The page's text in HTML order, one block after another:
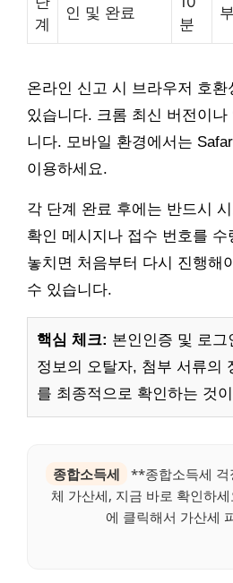
계
인 및 완료
분
온라인 신고 시 브라우저 호
있습니다. 크롬 최신 버전이
니다. 모바일 환경에서는
이용하세요.
각 단계 완료 후에는 반드시
확인 메시지나 접수 번호를
놓치면 처음부터 다시 진행해
수 있습니다.
핵심 체크: 본인인증 및 로그
정보의 오탈자, 첨부 서류의
를 최종적으로 확인하는 것
종합소득세
**종합소득세
체 가산세, 지금 바로 확인하
에 클릭해서 가산세